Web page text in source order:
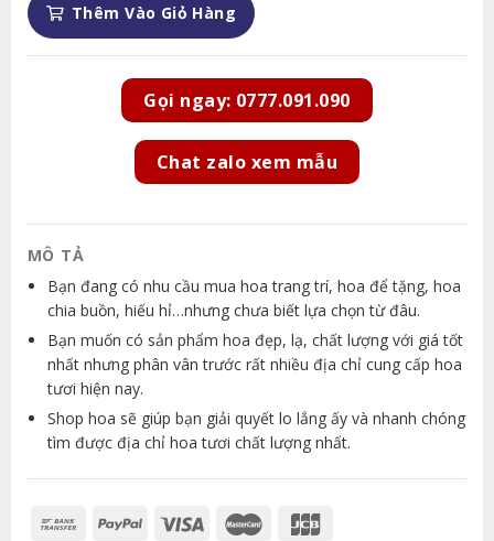
Thêm Vào Giỏ Hàng
Gọi ngay: 0777.091.090
Chat zalo xem mẫu
MÔ TẢ
Bạn đang có nhu cầu mua hoa trang trí, hoa để tặng, hoa
chia buồn, hiếu hỉ…nhưng chưa biết lựa chọn từ đâu.
Bạn muốn có sản phẩm hoa đẹp, lạ, chất lượng với giá tốt
nhất nhưng phân vân trước rất nhiều địa chỉ cung cấp hoa
tươi hiện nay.
Shop hoa sẽ giúp bạn giải quyết lo lắng ấy và nhanh chóng
tìm được địa chỉ hoa tươi chất lượng nhất.